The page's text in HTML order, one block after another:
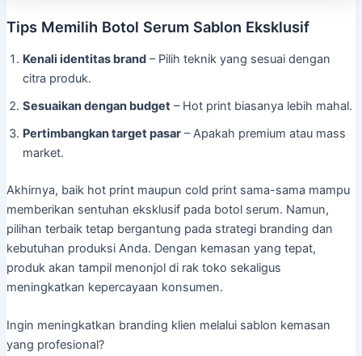
Tips Memilih Botol Serum Sablon Eksklusif
Kenali identitas brand– Pilih teknik yang sesuai dengan
citra produk.
Sesuaikan dengan budget– Hot print biasanya lebih mahal.
Pertimbangkan target pasar– Apakah premium atau mass
market.
Akhirnya, baik hot print maupun cold print sama-sama mampu
memberikan sentuhan eksklusif pada botol serum. Namun,
pilihan terbaik tetap bergantung pada strategi branding dan
kebutuhan produksi Anda. Dengan kemasan yang tepat,
produk akan tampil menonjol di rak toko sekaligus
meningkatkan kepercayaan konsumen.
Ingin meningkatkan branding klien melalui sablon kemasan
yang profesional?